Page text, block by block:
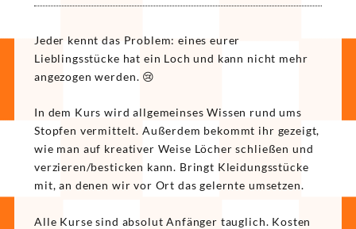
Jeder kennt das Problem: eines eurer
Lieblingsstücke hat ein Loch und kann nicht mehr
angezogen werden. 😢
In dem Kurs wird allgemeinses Wissen rund ums
Stopfen vermittelt. Außerdem bekommt ihr gezeigt,
wie man auf kreativer Weise Löcher schließen und
verzieren/besticken kann. Bringt Kleidungsstücke
mit, an denen wir vor Ort das gelernte umsetzen.
Alle Kurse sind absolut Anfänger tauglich. Kosten